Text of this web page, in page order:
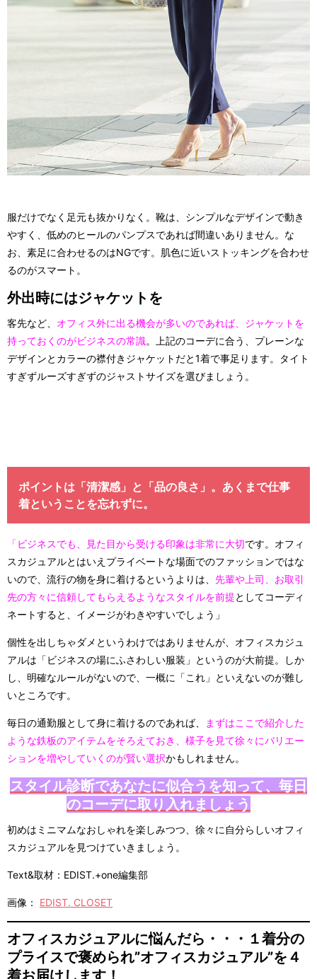
服だけでなく足元も抜かりなく。靴は、シンプルなデザインで動き
やすく、低めのヒールのパンプスであれば間違いありません。な
お、素足に合わせるのはNGです。肌色に近いストッキングを合わせ
るのがスマート。
外出時にはジャケットを
客先など、 オフィス外に出る機会が多いのであれば、ジャケットを
持っておくのがビジネスの常識。上記のコーデに合う、プレーンな
デザインとカラーの襟付きジャケットだと1着で事足ります。タイト
すぎずルーズすぎずのジャストサイズを選びましょう。
ポイントは「清潔感」と「品の良さ」。あくまで仕事
着ということを忘れずに。
「ビジネスでも、見た目から受ける印象は非常に大切です。オフィ
スカジュアルとはいえプライベートな場面でのファッションではな
いので、流行の物を身に着けるというよりは、 先輩や上司、お取引
先の方々に信頼してもらえるようなスタイルを前提としてコーディ
ネートすると、イメージがわきやすいでしょう」
個性を出しちゃダメというわけではありませんが、オフィスカジュ
アルは「ビジネスの場にふさわしい服装」というのが大前提。しか
し、明確なルールがないので、一概に「これ」といえないのが難し
いところです。
毎日の通勤服として身に着けるのであれば、
まずはここで紹介した
ような鉄板のアイテムをそろえておき、様子を見て徐々にバリエー
ションを増やしていくのが賢い選択かもしれません。
スタイル診断であなたに似合うを知って、毎日
のコーデに取り入れましょう
初めはミニマムなおしゃれを楽しみつつ、徐々に自分らしいオフィ
スカジュアルを見つけていきましょう。
Text&取材：EDIST.+one編集部
画像： EDIST. CLOSET
オフィスカジュアルに悩んだら・・・１着分の
プライスで褒められ”オフィスカジュアル”を４